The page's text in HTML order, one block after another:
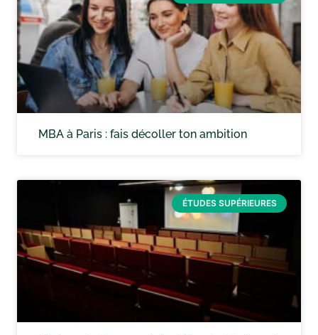
MBA à Paris : fais décoller ton ambition
ÉTUDES SUPÉRIEURES